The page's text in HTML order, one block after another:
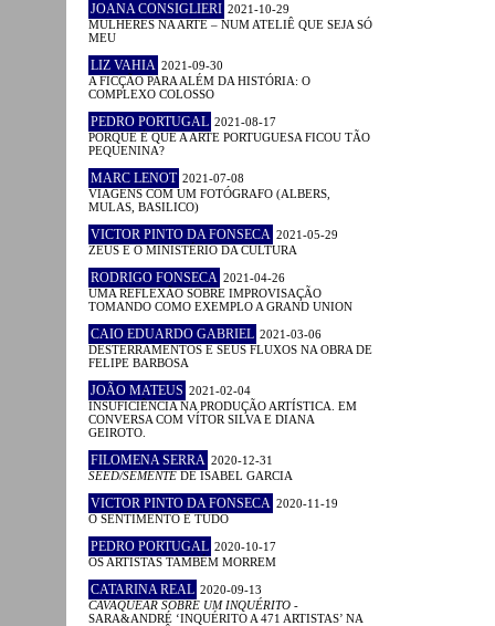
JOANA CONSIGLIERI 2021-10-29
MULHERES NA ARTE – NUM ATELIÊ QUE SEJA SÓ
MEU
LIZ VAHIA 2021-09-30
A FICÇÃO PARA ALÉM DA HISTÓRIA: O
COMPLEXO COLOSSO
PEDRO PORTUGAL 2021-08-17
PORQUE É QUE A ARTE PORTUGUESA FICOU TÃO
PEQUENINA?
MARC LENOT 2021-07-08
VIAGENS COM UM FOTÓGRAFO (ALBERS,
MULAS, BASILICO)
VICTOR PINTO DA FONSECA 2021-05-29
ZEUS E O MINISTÉRIO DA CULTURA
RODRIGO FONSECA 2021-04-26
UMA REFLEXÃO SOBRE IMPROVISAÇÃO
TOMANDO COMO EXEMPLO A GRAND UNION
CAIO EDUARDO GABRIEL 2021-03-06
DESTERRAMENTOS E SEUS FLUXOS NA OBRA DE
FELIPE BARBOSA
JOÃO MATEUS 2021-02-04
INSUFICIÊNCIA NA PRODUÇÃO ARTÍSTICA. EM
CONVERSA COM VÍTOR SILVA E DIANA
GEIROTO.
FILOMENA SERRA 2020-12-31
SEED/SEMENTE DE ISABEL GARCIA
VICTOR PINTO DA FONSECA 2020-11-19
O SENTIMENTO É TUDO
PEDRO PORTUGAL 2020-10-17
OS ARTISTAS TAMBÉM MORREM
CATARINA REAL 2020-09-13
CAVAQUEAR SOBRE UM INQUÉRITO -
SARA&ANDRÉ ‘INQUÉRITO A 471 ARTISTAS’ NA